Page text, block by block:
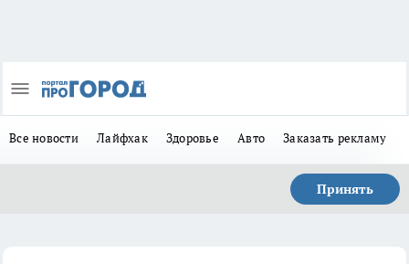
Все новости Лайфхак Здоровье Авто Заказать рекламу
Принять